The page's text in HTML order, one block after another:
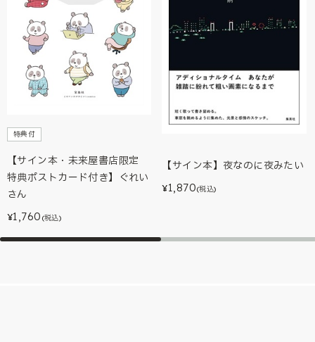
特典付
【サイン本・未来屋書店限定
特典ポストカード付き】ぐれい
さん
¥1,760 (税込)
【サイン本】夜なのに夜みたい
¥1,870(税込)